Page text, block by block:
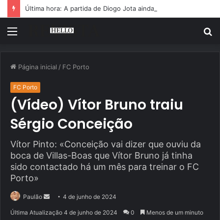
Menu
Página inicial / FC Porto
FC Porto
(Vídeo) Vítor Bruno traiu
Sérgio Conceição
Vítor Pinto: «Conceição vai dizer que ouviu da
boca de Villas-Boas que Vítor Bruno já tinha
sido contactado há um mês para treinar o FC
Porto»
Paulão
Mande4 de junho de 2024
Última Atualização 4 de junho de 2024 0 Menos de um minuto